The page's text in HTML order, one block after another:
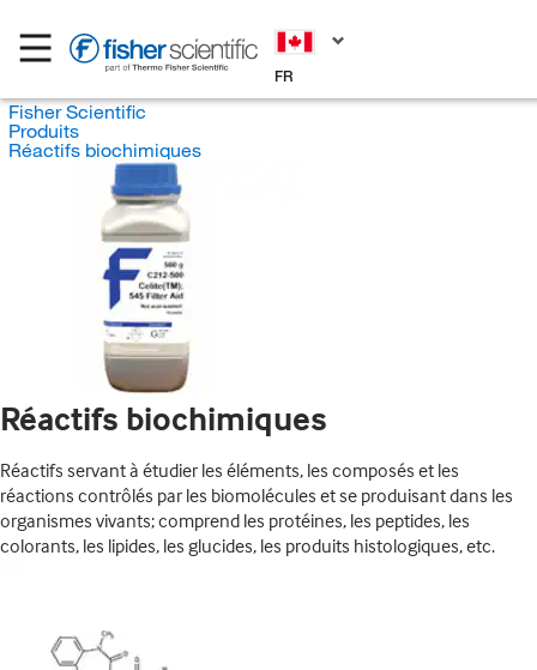
FR
Fisher Scientific
Produits
Réactifs biochimiques
Réactifs biochimiques
Réactifs servant à étudier les éléments, les composés et les
réactions contrôlés par les biomolécules et se produisant dans les
organismes vivants; comprend les protéines, les peptides, les
colorants, les lipides, les glucides, les produits histologiques, etc.